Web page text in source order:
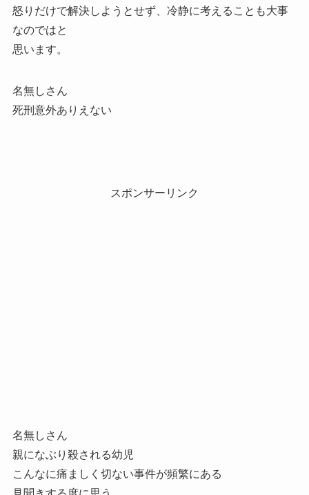
怒りだけで解決しようとせず、冷静に考えることも大事
なのではと
思います。
名無しさん
死刑意外ありえない
スポンサーリンク
名無しさん
親になぶり殺される幼児
こんなに痛ましく切ない事件が頻繁にある